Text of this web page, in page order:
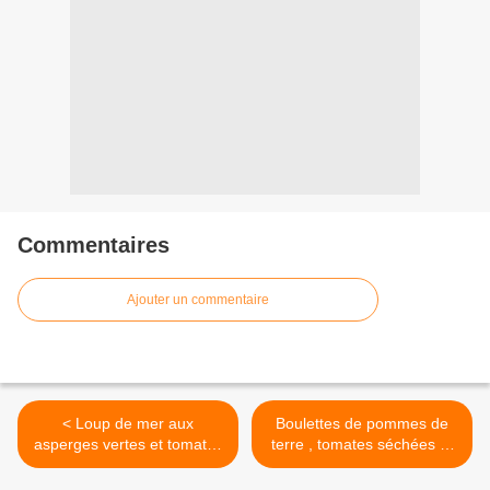
Commentaires
Ajouter un commentaire
< Loup de mer aux
asperges vertes et tomates
cerises . .
Boulettes de pommes de
terre , tomates séchées et
persillade . >